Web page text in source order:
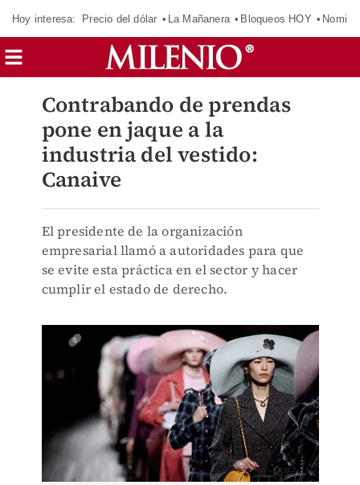
Hoy interesa: Precio del dólar La Mañanera Bloqueos HOY
Contrabando de prendas
pone en jaque a la
industria del vestido:
Canaive
El presidente de la organización
empresarial llamó a autoridades para que
se evite esta práctica en el sector y hacer
cumplir el estado de derecho.